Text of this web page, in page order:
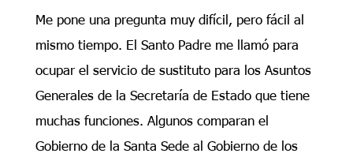
Me pone una pregunta muy difícil, pero fácil al
mismo tiempo. El Santo Padre me llamó para
ocupar el servicio de sustituto para los Asuntos
Generales de la Secretaría de Estado que tiene
muchas funciones. Algunos comparan el
Gobierno de la Santa Sede al Gobierno de los